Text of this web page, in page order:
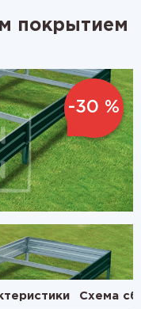
покрытием
-30 %
Схема